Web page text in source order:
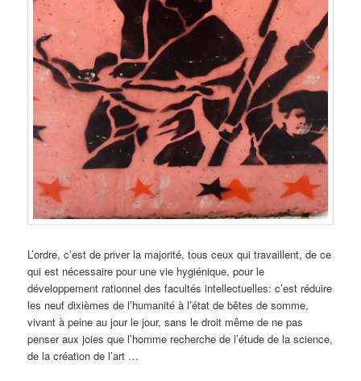
L’ordre, c’est de priver la majorité, tous ceux qui travaillent, de ce
qui est nécessaire pour une vie hygiénique, pour le
développement rationnel des facultés intellectuelles: c’est réduire
les neuf dixièmes de l’humanité à l’état de bêtes de somme,
vivant à peine au jour le jour, sans le droit même de ne pas
penser aux joies que l’homme recherche de l’étude de la science,
de la création de l’art …